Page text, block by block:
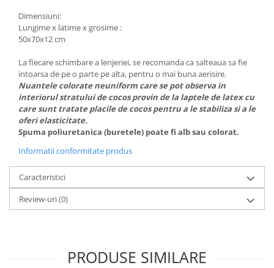
Masinute fara pedale
Karturi si masinute cu pedale
Masinute si motociclete electrice
Marsupii
Premergatoare
Skateboard
Scaune de biciclete copii
Baita, Igiena, Siguranta
Baie
Lenjerie mamici
Joaca si sport exterior
Dimensiuni:
Lungime x latime x grosime :
50x70x12 cm
La fiecare schimbare a lenjeriei, se recomanda ca salteaua sa fie
intoarsa de pe o parte pe alta, pentru o mai buna aerisire.
Nuantele colorate neuniform care se pot observa in
interiorul stratului de cocos provin de la laptele de latex cu
care sunt tratate placile de cocos pentru a le stabiliza si a le
oferi elasticitate.
Spuma poliuretanica (buretele) poate fi alb sau colorat.
Informatii conformitate produs
Caracteristici
Review-uri(0)
PRODUSE SIMILARE